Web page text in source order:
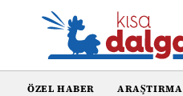
ÖZEL HABER ARAŞTIRMA